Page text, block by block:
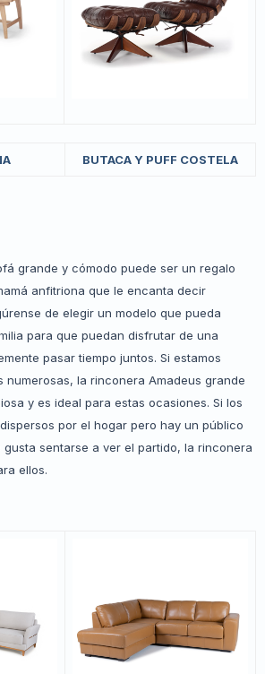
BUTACA Y PUFF COSTELA
grande y cómodo puede ser un regalo
anfitriona que le encanta decir
de elegir un modelo que pueda
para que puedan disfrutar de una
pasar tiempo juntos. Si estamos
numerosas, la rinconera Amadeus grande
y es ideal para estas ocasiones. Si los
por el hogar pero hay un público
sentarse a ver el partido, la rinconera
ellos.